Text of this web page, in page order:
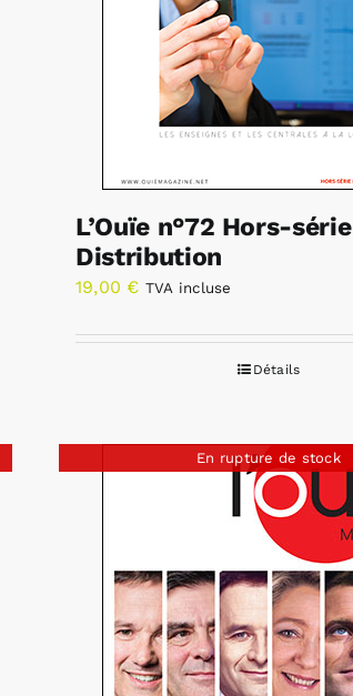
L’Ouïe n°72 Hors-série
Distribution
19,00 € TVA incluse
Détails
En rupture de stock